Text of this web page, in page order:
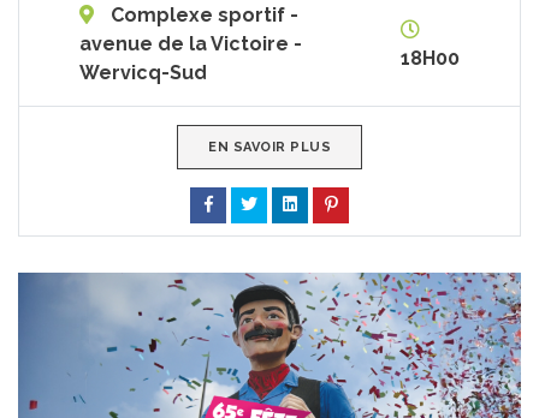
Complexe sportif -
avenue de la Victoire -
Wervicq-Sud
18H00
EN SAVOIR PLUS